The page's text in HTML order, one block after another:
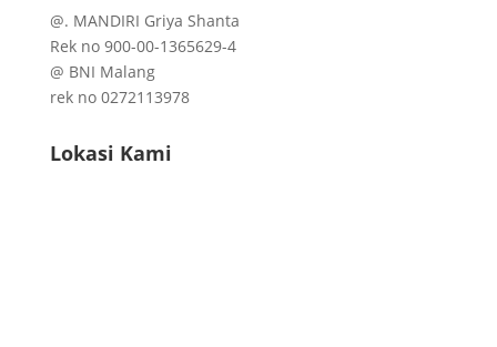
@. MANDIRI Griya Shanta
Rek no 900-00-1365629-4
@ BNI Malang
rek no 0272113978
Lokasi Kami